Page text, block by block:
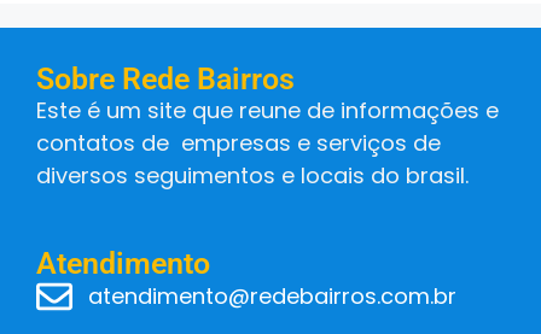
Sobre Rede Bairros
Este é um site que reune de informações e
contatos de empresas e serviços de
diversos seguimentos e locais do brasil.
Atendimento
atendimento@redebairros.com.br